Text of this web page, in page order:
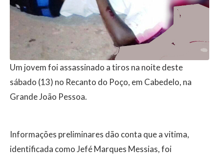
Um jovem foi assassinado a tiros na noite deste
sábado (13) no Recanto do Poço, em Cabedelo, na
Grande João Pessoa.
Informações preliminares dão conta que a vitima,
identificada como Jefé Marques Messias, foi